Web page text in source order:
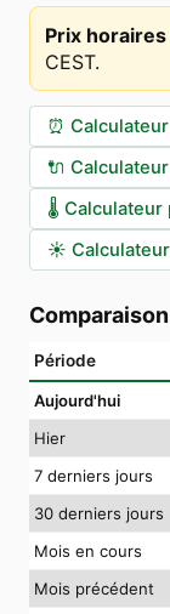
Prix
CEST.
⏰
🔌
🌡️ Calculateur
☀️
Période
Aujourd'hui
Hier
7 derniers jours
30 derniers jours
Mois en cours
Mois précédent